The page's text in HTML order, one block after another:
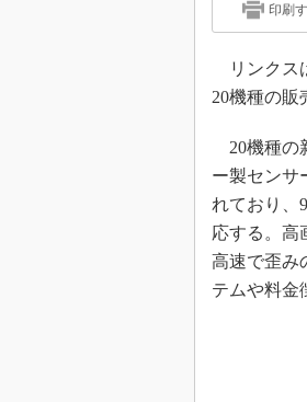
印刷
リンクス
20機種の販
20機種の
ー製センサ
れており、
応する。高
高速で歪み
テムや料金